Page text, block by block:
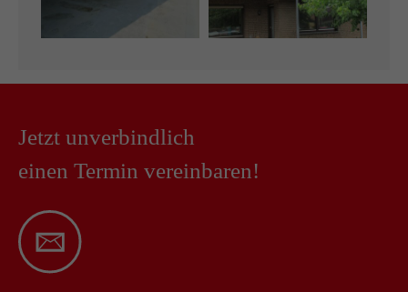
Jetzt unverbindlich
einen Termin vereinbaren!